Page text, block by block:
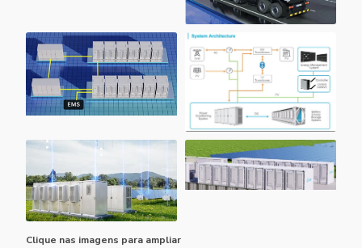
Clique nas imagens para ampliar